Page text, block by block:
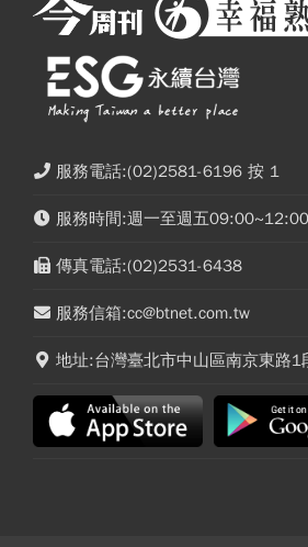
服務電話:(02)2581-6196 按 1
服務時間:週一至週五
傳真電話:(02)2531-6438
服務信箱:cc@btnet.com.tw
地址:台灣臺北市中山區南京東路